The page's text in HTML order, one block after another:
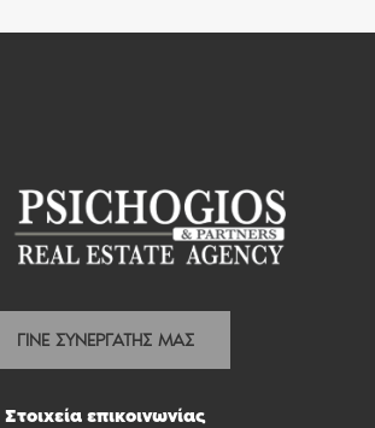
ΓΙΝΕ ΣΥΝΕΡΓΑΤΗΣ ΜΑΣ
Στοιχεία επικοινωνίας